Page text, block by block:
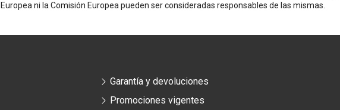
Europea ni la Comisión Europea pueden ser consideradas responsables de las mismas.
Garantía y devoluciones
Promociones vigentes